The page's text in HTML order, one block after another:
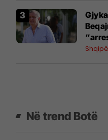
Në trend Botë